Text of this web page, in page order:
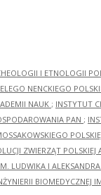
I ETNOLOGII
NENCKIEGO
NAUK ; INSTYTUT
PAN ;
ZWIERZĄT POLSKIEJ
LUDWIKA I
BIOMEDYCZNEJ